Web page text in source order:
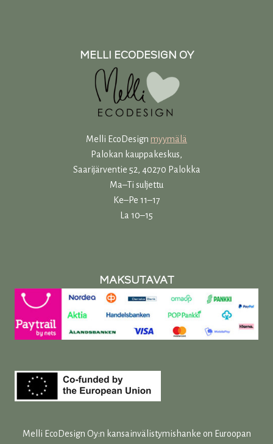
MELLI ECODESIGN OY
Melli EcoDesign myymälä
Palokan kauppakeskus,
Saarijärventie 52, 40270 Palokka
Ma–Ti suljettu
Ke–Pe 11–17
La 10–15
MAKSUTAVAT
Melli EcoDesign Oy:n kansainvälistymishanke on Euroopan